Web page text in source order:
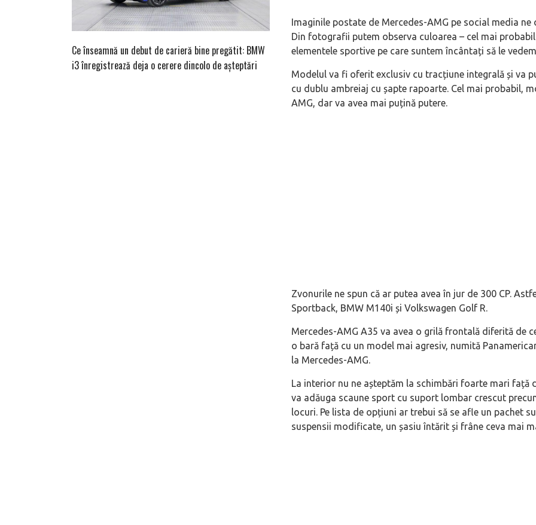
Imaginile postate de Mercedes-AMG pe social media
Din fotografii putem observa culoarea – cel mai
elementele sportive pe care suntem încântați să le
Modelul va fi oferit exclusiv cu tracțiune integrală și va
cu dublu ambreiaj cu șapte rapoarte. Cel mai probabil,
AMG, dar va avea mai puțină putere.
Zvonurile ne spun că ar putea avea în jur de 300 CP.
Sportback, BMW M140i și Volkswagen Golf R.
Mercedes-AMG A35 va avea o grilă frontală diferită de
o bară față cu un model mai agresiv, numită
la Mercedes-AMG.
La interior nu ne așteptăm la schimbări foarte mari față
va adăuga scaune sport cu suport lombar crescut
locuri. Pe lista de opțiuni ar trebui să se afle un pachet
suspensii modificate, un șasiu întărit și frâne ceva mai
Ce înseamnă un debut de carieră bine pregătit: BMW
i3 înregistrează deja o cerere dincolo de așteptări
Versiune MINI Countryman încă nelansată oficial, datăPentru cine știe
altfel!